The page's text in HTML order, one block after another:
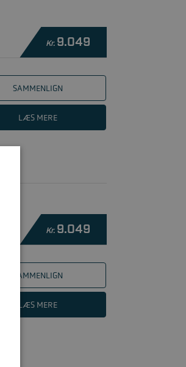
Kr. 9.049
SAMMENLIGN
LÆS MERE
Kr. 9.049
SAMMENLIGN
LÆS MERE